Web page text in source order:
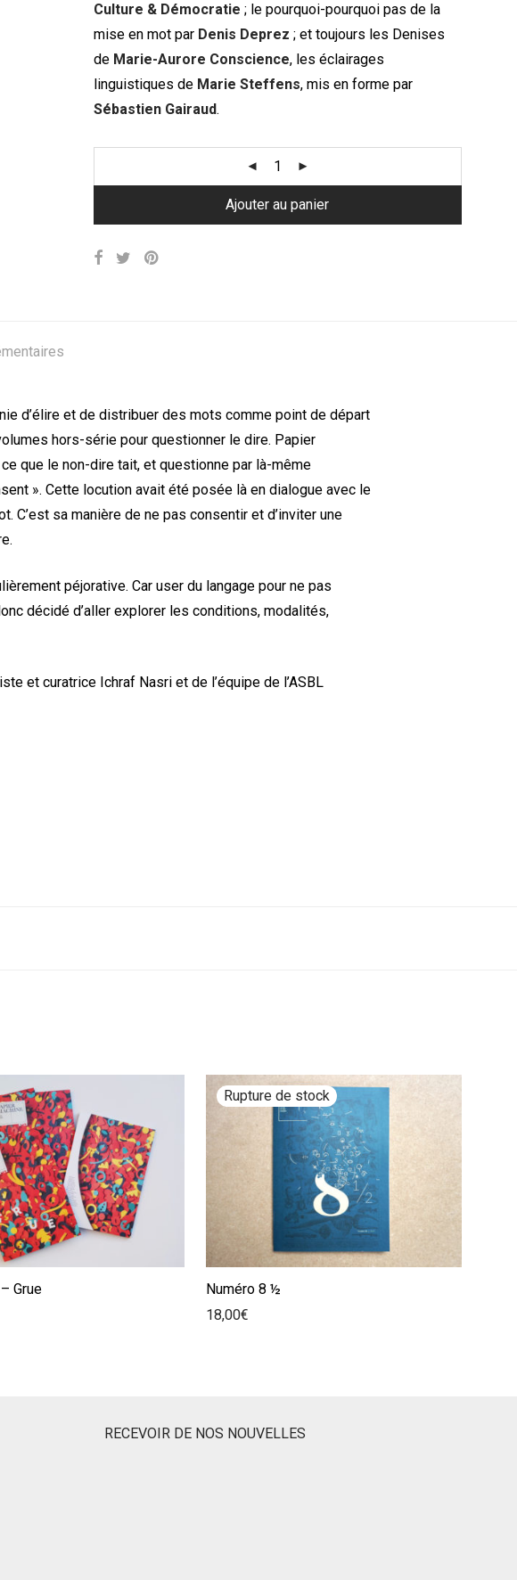
Culture & Démocratie ; le pourquoi-pourquoi pas de la
mise en mot par Denis Deprez ; et toujours les Denises
de Marie-Aurore Conscience, les éclairages
linguistiques de Marie Steffens, mis en forme par
Sébastien Gairaud.
Ajouter au panier
d’élire et de distribuer des mots comme point de départ
hors-série pour questionner le dire. Papier
que le non-dire tait, et questionne par là-même
». Cette locution avait été posée là en dialogue avec le
C’est sa manière de ne pas consentir et d’inviter une
péjorative. Car user du langage pour ne pas
décidé d’aller explorer les conditions, modalités,
et curatrice Ichraf Nasri et de l’équipe de l’ASBL
Grue
Numéro 8 ½
18,00€
RECEVOIR DE NOS NOUVELLES